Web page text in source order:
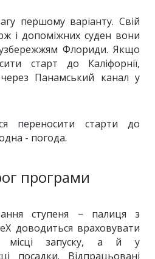
першому варіанту. Свій
і допоміжних суден вони
Флориди. Якщо
старт до Каліфорнії,
Панамський канал у
переносити старти до
- погода.
програми
ступеня − палиця з
доводиться враховувати
місці запуску, а й у
посадки. Відпрацьовані